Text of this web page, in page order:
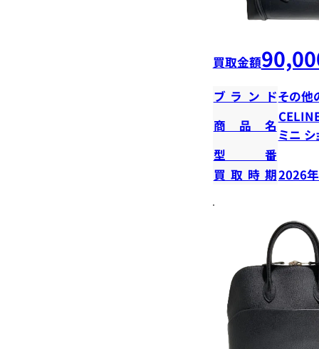
買取金額
ブランドその他
商品名
ミニ シ
型番
買取時期2026